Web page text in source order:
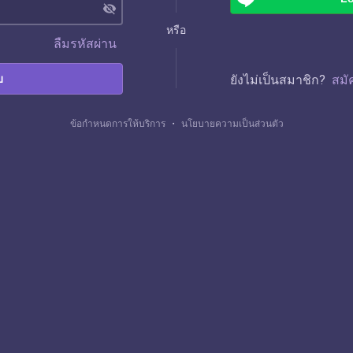
visibility_off
ลืมรหัสผ่าน
หรือ
ยังไม่เป็นสมาชิก? สมั
ข้อกำหนดการให้บริการ ・ นโยบายความเป็นส่วนตัว